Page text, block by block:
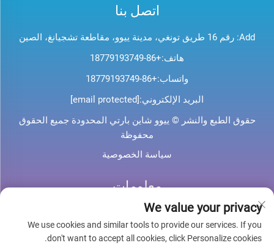
اتصل بنا
Add: رقم 16 طريق تونغي، مدينة ييوو، مقاطعة تشجيانغ، الصين
هاتف:+86-18779193749
واتساب:+86-18779193749
البريد الإلكتروني:[email protected]
حقوق الطبع والنشر © ييوو شاين بارتي المحدودة جميع الحقوق
محفوظة
سياسة الخصوصية
معلومات
اشترك لتلقي نشرتنا الإخبارية الأسبوعية
We value your privacy
We use cookies and similar tools to provide our services. If you
don't want to accept all cookies, click Personalize cookies.